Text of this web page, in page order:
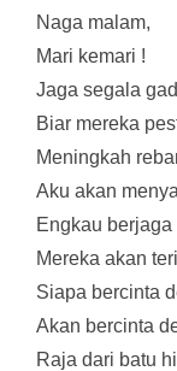
Naga malam,
Mari kemari !
Jaga segala
Biar mereka
Meningkah
Aku akan
Engkau
Mereka akan
Siapa bercinta
Akan bercinta
Raja dari batu